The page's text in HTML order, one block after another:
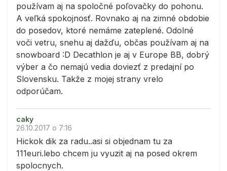
používam aj na spoločné poľovačky do pohonu.
A veľká spokojnosť. Rovnako aj na zimné obdobie
do posedov, ktoré nemáme zateplené. Odolné
voči vetru, snehu aj dažďu, občas používam aj na
snowboard :D Decathlon je aj v Europe BB, dobrý
výber a čo nemajú vedia doviezť z predajní po
Slovensku. Takže z mojej strany vrelo
odporúčam.
caky
26.10.2017 o 7:16
Hickok dik za radu..asi si objednam tu za
111euri.lebo chcem ju vyuzit aj na posed okrem
spolocnych.